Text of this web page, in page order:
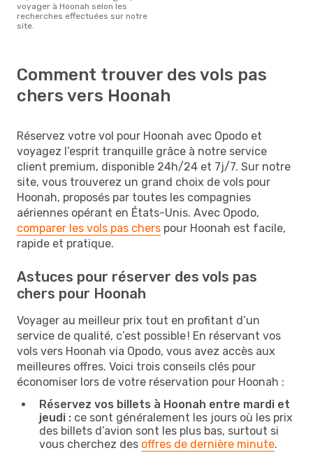
voyager à Hoonah selon les
recherches effectuées sur notre
site.
Comment trouver des vols pas
chers vers Hoonah
Réservez votre vol pour Hoonah avec Opodo et
voyagez l’esprit tranquille grâce à notre service
client premium, disponible 24h/24 et 7j/7. Sur notre
site, vous trouverez un grand choix de vols pour
Hoonah, proposés par toutes les compagnies
aériennes opérant en États-Unis. Avec Opodo,
comparer les vols pas chers pour Hoonah est facile,
rapide et pratique.
Astuces pour réserver des vols pas
chers pour Hoonah
Voyager au meilleur prix tout en profitant d’un
service de qualité, c’est possible ! En réservant vos
vols vers Hoonah via Opodo, vous avez accès aux
meilleures offres. Voici trois conseils clés pour
économiser lors de votre réservation pour Hoonah :
Réservez vos billets à Hoonah entre mardi et
jeudi : ce sont généralement les jours où les prix
des billets d’avion sont les plus bas, surtout si
vous cherchez des offres de dernière minute.